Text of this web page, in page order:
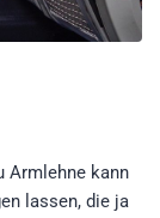
Armlehne kann
lassen, die ja